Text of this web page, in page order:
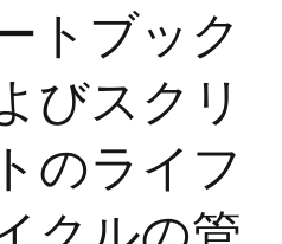
トブック
びスクリ
のライフ